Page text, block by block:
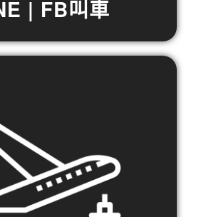
| FB叫車